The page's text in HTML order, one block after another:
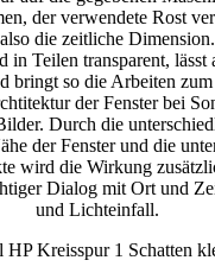
der verwendete Rost
die zeitliche
in Teilen transparent, lässt
bringt so die Arbeiten
der Fenster bei
Durch die
der Fenster und die
wird die Wirkung
Dialog mit Ort und
und Lichteinfall.